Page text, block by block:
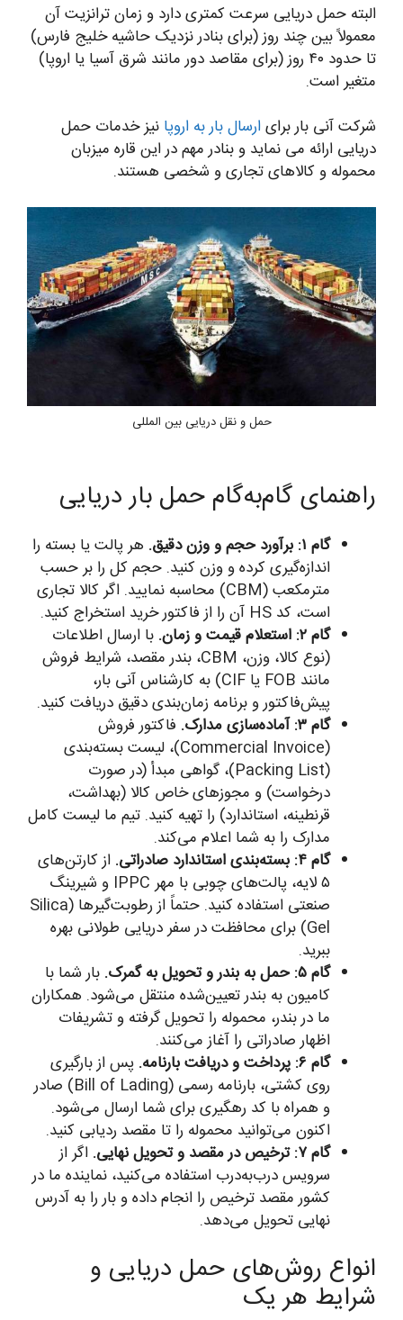
البته حمل دریایی سرعت کمتری دارد و زمان ترانزیت آن
معمولاً بین چند روز (برای بنادر نزدیک حاشیه خلیج فارس)
تا حدود ۴۰ روز (برای مقاصد دور مانند شرق آسیا یا اروپا)
متغیر است.
شرکت آنی بار برایارسال بار به اروپا نیز خدمات حمل
دریایی ارائه می نماید و بنادر مهم در این قاره میزبان
محموله و کالاهای تجاری و شخصی هستند.
حمل و نقل دریایی بین المللی
راهنمای گام‌به‌گام حمل بار دریایی
گام ۱: برآورد حجم و وزن دقیق.
هر پالت یا بسته را
اندازه‌گیری کرده و وزن کنید. حجم کل را بر حسب
مترمکعب (CBM) محاسبه نمایید. اگر کالا تجاری
است، کد HS آن را از فاکتور خرید استخراج کنید.
گام ۲: استعلام قیمت و زمان.
با ارسال اطلاعات
(نوع کالا، وزن، CBM، بندر مقصد، شرایط فروش
مانند FOB یا CIF) به کارشناس آنی بار،
پیش‌فاکتور و برنامه زمان‌بندی دقیق دریافت کنید.
گام ۳: آماده‌سازی مدارک.
فاکتور فروش
(Commercial Invoice)، لیست بسته‌بندی
(Packing List)، گواهی مبدأ (در صورت
درخواست) و مجوزهای خاص کالا (بهداشت،
قرنطینه، استاندارد) را تهیه کنید. تیم ما لیست کامل
مدارک را به شما اعلام می‌کند.
گام ۴: بسته‌بندی استاندارد صادراتی.
از کارتن‌های
۵ لایه، پالت‌های چوبی با مهر IPPC و شیرینگ
صنعتی استفاده کنید. حتماً از رطوبت‌گیرها (Silica
Gel) برای محافظت در سفر دریایی طولانی بهره
ببرید.
گام ۵: حمل به بندر و تحویل به گمرک.
بار شما با
کامیون به بندر تعیین‌شده منتقل می‌شود. همکاران
ما در بندر، محموله را تحویل گرفته و تشریفات
اظهار صادراتی را آغاز می‌کنند.
گام ۶: پرداخت و دریافت بارنامه.
پس از بارگیری
روی کشتی، بارنامه رسمی (Bill of Lading) صادر
و همراه با کد رهگیری برای شما ارسال می‌شود.
اکنون می‌توانید محموله را تا مقصد ردیابی کنید.
گام ۷: ترخیص در مقصد و تحویل نهایی.
اگر از
سرویس درب‌به‌درب استفاده می‌کنید، نماینده ما در
کشور مقصد ترخیص را انجام داده و بار را به آدرس
نهایی تحویل می‌دهد.
انواع روش‌های حمل دریایی و
شرایط هر یک